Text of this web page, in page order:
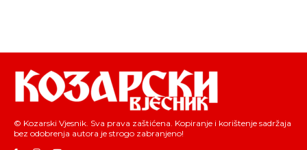
© Kozarski Vjesnik. Sva prava zaštićena. Kopiranje i korištenje sadržaja
bez odobrenja autora je strogo zabranjeno!